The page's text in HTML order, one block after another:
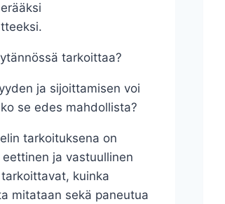
tarkoittaa?
ja sijoittamisen voi
se edes mahdollista?
tarkoituksena on
ja vastuullinen
kuinka
mitataan sekä paneutua